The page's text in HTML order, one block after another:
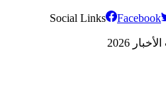
Social Links Facebook
2026